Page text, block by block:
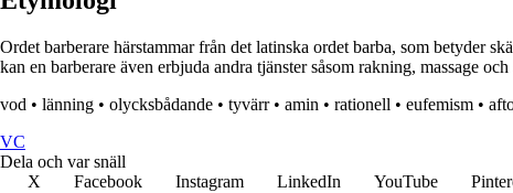
Ordet barberare härstammar från det latinska ordet barba, som betyder
kan en barberare även erbjuda andra tjänster såsom rakning, massage
vod • länning • olycksbådande • tyvärr• amin • rationell • eufemism •
VC
Dela och var snäll
X
Facebook Instagram LinkedIn YouTube